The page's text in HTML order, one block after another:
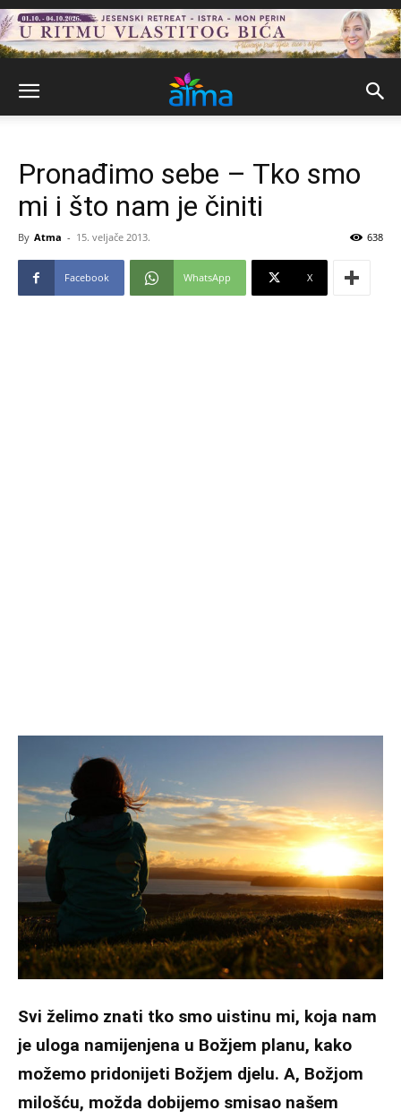
Pronađimo sebe – Tko smo
mi i što nam je činiti
By Atma - 15. veljače 2013. 638
Facebook WhatsApp X
Svi želimo znati tko smo uistinu mi, koja nam
je uloga namijenjena u Božjem planu, kako
možemo pridonijeti Božjem djelu. A, Božjom
milošću, možda dobijemo smisao našem